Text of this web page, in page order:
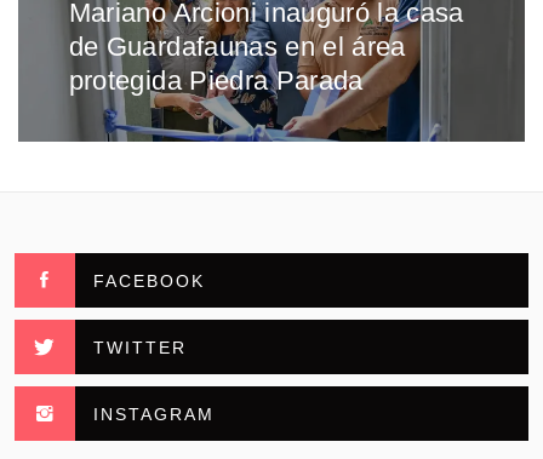
Entrada
siguiente:
Mariano Arcioni inauguró la casa
de Guardafaunas en el área
protegida Piedra Parada
FACEBOOK
TWITTER
INSTAGRAM